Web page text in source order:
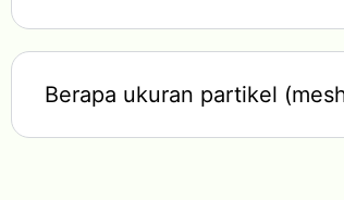
Berapa ukuran partikel